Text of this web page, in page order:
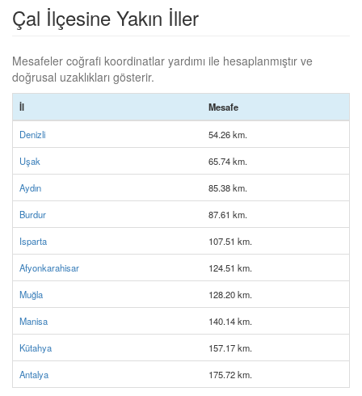
Çal İlçesine Yakın İller
Mesafeler coğrafi koordinatlar yardımı ile hesaplanmıştır ve
doğrusal uzaklıkları gösterir.
İl Mesafe
Denizli 54.26 km.
Uşak 65.74 km.
Aydın 85.38 km.
Burdur 87.61 km.
Isparta 107.51 km.
Afyonkarahisar 124.51 km.
Muğla 128.20 km.
Manisa 140.14 km.
Kütahya 157.17 km.
Antalya 175.72 km.